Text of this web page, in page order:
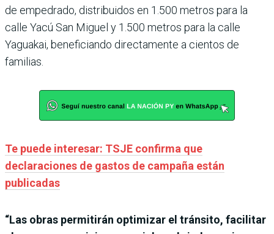
de empedrado, distribuidos en 1.500 metros para la
calle Yacú San Miguel y 1.500 metros para la calle
Yaguakai, beneficiando directamente a cientos de
familias.
Te puede interesar: TSJE confirma que
declaraciones de gastos de campaña están
publicadas
“Las obras permitirán optimizar el tránsito, facilitar